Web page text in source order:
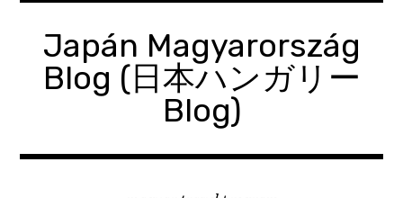
Japán Magyarország
Blog (日本ハンガリー
Blog)